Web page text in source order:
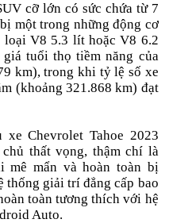
cỡ lớn có sức chứa từ 7
một trong những động cơ
V8 5.3 lít hoặc V8 6.2
tuổi thọ tiềm năng của
km), trong khi tỷ lệ số xe
(khoảng 321.868 km) đạt
Chevrolet Tahoe 2023
thất vọng, thậm chí là
mê mẩn và hoàn toàn bị
thống giải trí đẳng cấp bao
toàn tương thích với hệ
Auto.